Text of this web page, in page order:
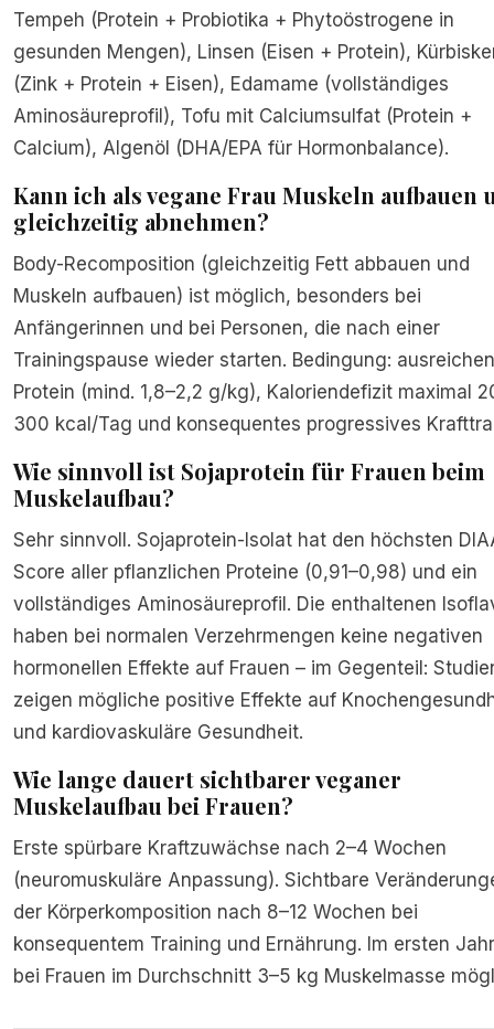
Tempeh (Protein + Probiotika + Phytoöstrogene in
gesunden Mengen), Linsen (Eisen + Protein),
(Zink + Protein + Eisen), Edamame (vollständiges
Aminosäureprofil), Tofu mit Calciumsulfat (Protein +
Calcium), Algenöl (DHA/EPA für Hormonbalance).
Kann ich als vegane Frau Muskeln aufbauen
gleichzeitig abnehmen?
Body-Recomposition (gleichzeitig Fett abbauen und
Muskeln aufbauen) ist möglich, besonders bei
Anfängerinnen und bei Personen, die nach einer
Trainingspause wieder starten. Bedingung:
Protein (mind. 1,8–2,2 g/kg), Kaloriendefizit maximal
300 kcal/Tag und konsequentes progressives
Wie sinnvoll ist Sojaprotein für Frauen beim
Muskelaufbau?
Sehr sinnvoll. Sojaprotein-Isolat hat den höchsten
Score aller pflanzlichen Proteine (0,91–0,98) und ein
vollständiges Aminosäureprofil. Die enthaltenen
haben bei normalen Verzehrmengen keine negativen
hormonellen Effekte auf Frauen – im Gegenteil:
zeigen mögliche positive Effekte auf
und kardiovaskuläre Gesundheit.
Wie lange dauert sichtbarer veganer
Muskelaufbau bei Frauen?
Erste spürbare Kraftzuwächse nach 2–4 Wochen
(neuromuskuläre Anpassung). Sichtbare
der Körperkomposition nach 8–12 Wochen bei
konsequentem Training und Ernährung. Im ersten
bei Frauen im Durchschnitt 3–5 kg Muskelmasse